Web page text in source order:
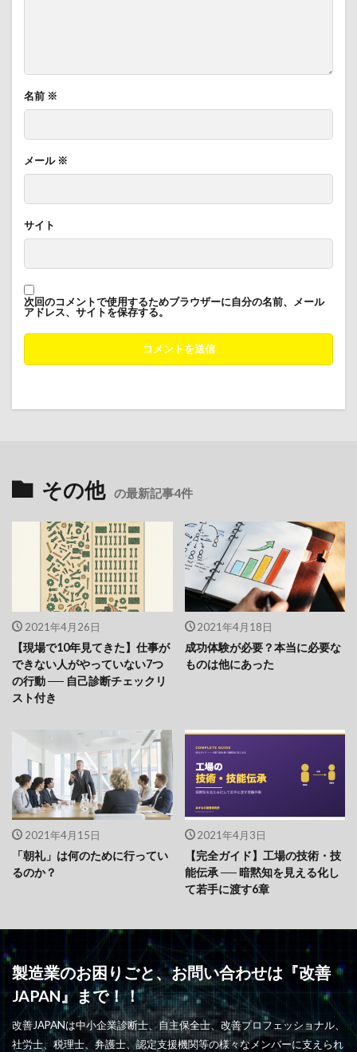
名前 ※
メール ※
サイト
次回のコメントで使用するためブラウザーに自分の名前、メール
アドレス、サイトを保存する。
その他 の最新記事4件
2021年4月26日
【現場で10年見てきた】仕事が
できない人がやっていない7つ
の行動 ── 自己診断チェックリ
スト付き
2021年4月18日
成功体験が必要？本当に必要な
ものは他にあった
2021年4月15日
「朝礼」は何のために行ってい
るのか？
2021年4月3日
【完全ガイド】工場の技術・技
能伝承 ── 暗黙知を見える化し
て若手に渡す6章
製造業のお困りごと、お問い合わせは『改善
JAPAN』まで！！
改善JAPANは中小企業診断士、自主保全士、改善プロフェッショナル、
社労士、税理士、弁護士、認定支援機関等の様々なメンバーに支えられ